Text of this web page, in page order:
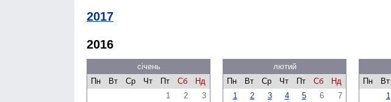
2017
2016
січень
Пн
Вт Ср Чт Пт Сб
Нд
1
2
3
лютий
Пн
Вт Ср Чт Пт Сб
Нд
1
2 3 4 5 6
7
Пн
Вт
1